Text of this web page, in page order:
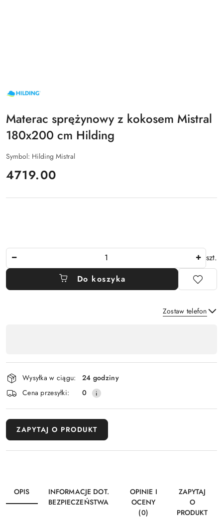
NAZWA
PRODUCENTA:
Materac sprężynowy z kokosem Mistral
180x200 cm Hilding
Symbol: Hilding Mistral
cena:
4719.00
szt.
Do koszyka
Zostaw telefon
płatność
i
dostawa
Wysyłka w ciągu:
24 godziny
Cena przesyłki:
0
ZAPYTAJ O PRODUKT
OPIS
INFORMACJE DOT.
BEZPIECZEŃSTWA
OPINIE I
OCENY
(0)
ZAPYTAJ
O
PRODUKT